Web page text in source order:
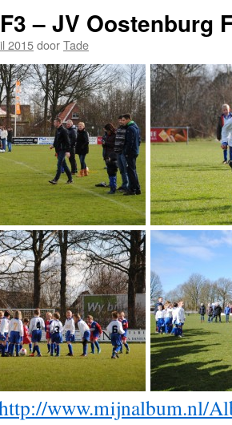
– JV Oostenburg
2015doorTade
www.mijnalbum.nl/